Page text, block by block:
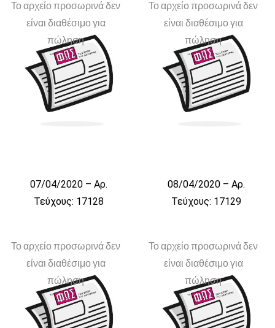
Το αρχείο προσωρινά δεν
είναι διαθέσιμο για
πώληση
07/04/2020 – Αρ.
Τεύχους: 17128
Το αρχείο προσωρινά δεν
είναι διαθέσιμο για
πώληση
08/04/2020 – Αρ.
Τεύχους: 17129
Το αρχείο προσωρινά δεν
είναι διαθέσιμο για
πώληση
Το αρχείο προσωρινά δεν
είναι διαθέσιμο για
πώληση